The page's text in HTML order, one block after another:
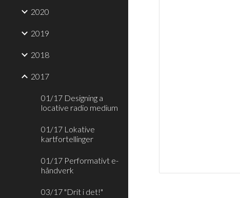
2020
2019
2018
2017
01/17 Designing a
locative radio medium
01/17 Lokative
kartfortellinger
01/17 Performativt e-
håndverk
03/17 "Drit i det!"